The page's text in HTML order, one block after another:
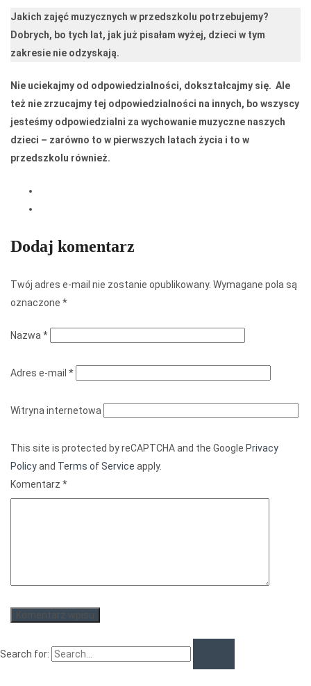
Jakich zajęć muzycznych w przedszkolu potrzebujemy?
Dobrych, bo tych lat, jak już pisałam wyżej, dzieci w tym
zakresie nie odzyskają.
Nie uciekajmy od odpowiedzialności, dokształcajmy się. Ale
też nie zrzucajmy tej odpowiedzialności na innych, bo wszyscy
jesteśmy odpowiedzialni za wychowanie muzyczne naszych
dzieci – zarówno to w pierwszych latach życia i to w
przedszkolu również.
Dodaj komentarz
Twój adres e-mail nie zostanie opublikowany. Wymagane pola są
oznaczone *
Nazwa*
Adres e-mail *
Witryna internetowa
This site is protected by reCAPTCHA and the Google Privacy
Policyand Terms of Service apply.
Komentarz *
Search for: